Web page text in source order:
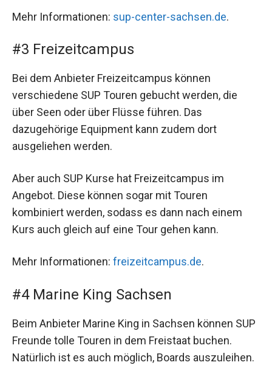
Mehr Informationen: sup-center-sachsen.de.
#3 Freizeitcampus
Bei dem Anbieter Freizeitcampus können
verschiedene SUP Touren gebucht werden, die
über Seen oder über Flüsse führen. Das
dazugehörige Equipment kann zudem dort
ausgeliehen werden.
Aber auch SUP Kurse hat Freizeitcampus im
Angebot. Diese können sogar mit Touren
kombiniert werden, sodass es dann nach einem
Kurs auch gleich auf eine Tour gehen kann.
Mehr Informationen: freizeitcampus.de.
#4 Marine King Sachsen
Beim Anbieter Marine King in Sachsen können SUP
Freunde tolle Touren in dem Freistaat buchen.
Natürlich ist es auch möglich, Boards auszuleihen.